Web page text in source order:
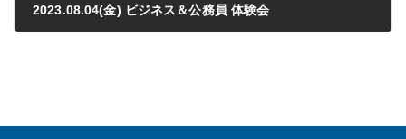
2023.08.04(金) ビジネス＆公務員 体験会